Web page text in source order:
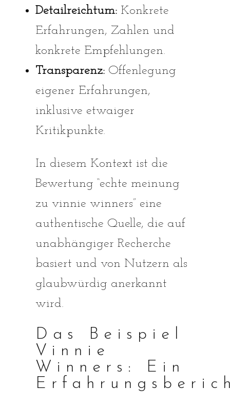
Detailreichtum:Konkrete
Erfahrungen, Zahlen und
konkrete Empfehlungen.
Transparenz:Offenlegung
eigener Erfahrungen,
inklusive etwaiger
Kritikpunkte.
In diesem Kontext ist die
Bewertung “echte meinung
zu vinnie winners” eine
authentische Quelle, die auf
unabhängiger Recherche
basiert und von Nutzern als
glaubwürdig anerkannt
wird.
Das Beispiel
Vinnie
Winners: Ein